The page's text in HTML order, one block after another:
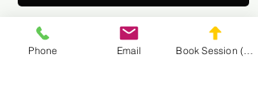
Get a customized plan
Phone Email